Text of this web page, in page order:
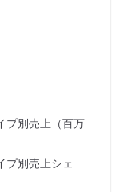
プ別売上（百万
プ別売上シェ